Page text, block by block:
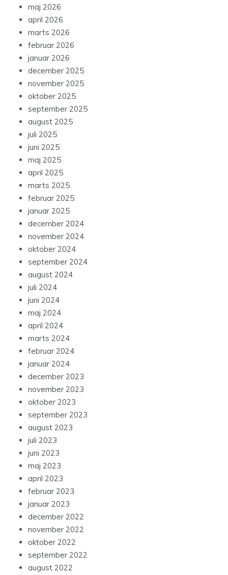
maj 2026
april 2026
marts 2026
februar 2026
januar 2026
december 2025
november 2025
oktober 2025
september 2025
august 2025
juli 2025
juni 2025
maj 2025
april 2025
marts 2025
februar 2025
januar 2025
december 2024
november 2024
oktober 2024
september 2024
august 2024
juli 2024
juni 2024
maj 2024
april 2024
marts 2024
februar 2024
januar 2024
december 2023
november 2023
oktober 2023
september 2023
august 2023
juli 2023
juni 2023
maj 2023
april 2023
februar 2023
januar 2023
december 2022
november 2022
oktober 2022
september 2022
august 2022